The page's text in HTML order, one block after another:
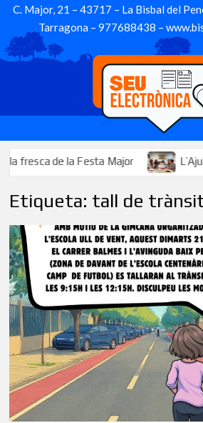
C. Major, 21 – 43717 – La Bisbal del
Tarragona – 977688438 –
de la Festa Major
Etiqueta: tall de